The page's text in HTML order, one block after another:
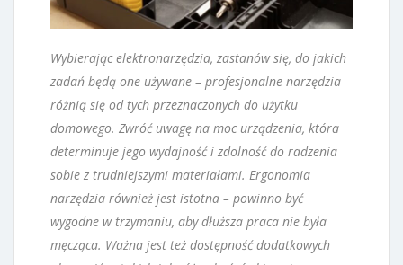
Wybierając elektronarzędzia, zastanów się, do jakich
zadań będą one używane – profesjonalne narzędzia
różnią się od tych przeznaczonych do użytku
domowego. Zwróć uwagę na moc urządzenia, która
determinuje jego wydajność i zdolność do radzenia
sobie z trudniejszymi materiałami. Ergonomia
narzędzia również jest istotna – powinno być
wygodne w trzymaniu, aby dłuższa praca nie była
męcząca. Ważna jest też dostępność dodatkowych